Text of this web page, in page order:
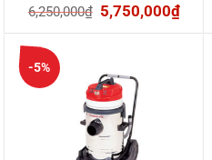
6,250,000₫ Giá
gốc
6,250,000₫.
5,750,000₫Giá
hiện
-5%